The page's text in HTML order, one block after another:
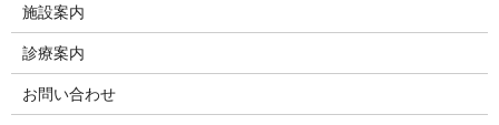
施設案内
診療案内
お問い合わせ